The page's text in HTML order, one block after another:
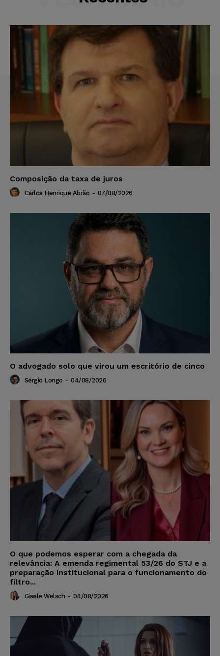
Composição da taxa de juros
Carlos Henrique Abrão - 07/08/2026
O advogado solo que virou um escritório de cinco
Sérgio Longo - 04/08/2026
O que podemos esperar com a chegada da
relevância: A emenda regimental 53/26 do STJ e a
preparação institucional para o funcionamento do
filtro...
Gisele Welsch - 04/08/2026